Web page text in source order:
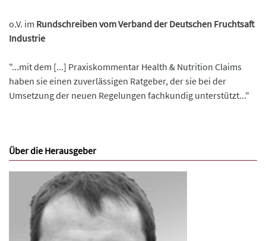
o.V. im Rundschreiben vom Verband der Deutschen Fruchtsaft
Industrie
"...mit dem [...] Praxiskommentar Health & Nutrition Claims
haben sie einen zuverlässigen Ratgeber, der sie bei der
Umsetzung der neuen Regelungen fachkundig unterstützt..."
Über die Herausgeber